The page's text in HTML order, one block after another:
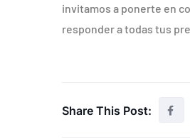
invitamos a ponerte en
responder a todas tus
Share This Post: